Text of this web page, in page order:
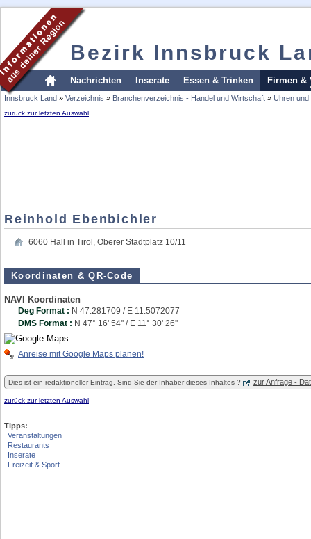
Bezirk Innsbruck
Nachrichten Inserate Essen & Trinken Firmen &
Innsbruck Land » Verzeichnis » Branchenverzeichnis - Handel und Wirtschaft » Uhren
zurück zur letzten Auswahl
Reinhold Ebenbichler
6060 Hall in Tirol , Oberer Stadtplatz 10/11
Koordinaten & QR-Code
NAVI Koordinaten
Deg Format : N 47.281709 / E 11.5072077
DMS Format : N 47° 16' 54'' / E 11° 30' 26''
Anreise mit Google Maps planen!
Dies ist ein redaktioneller Eintrag. Sind Sie der Inhaber dieses Inhaltes ? zur Anfrage -
zurück zur letzten Auswahl
Tipps:
Veranstaltungen
Restaurants
Inserate
Freizeit & Sport